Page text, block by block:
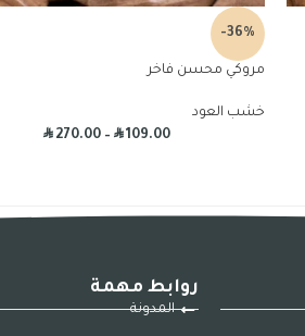
-36%
مروكي محسن فاخر
خشب العود
R109.00
–
R270.00
روابط مهمة
المدونة